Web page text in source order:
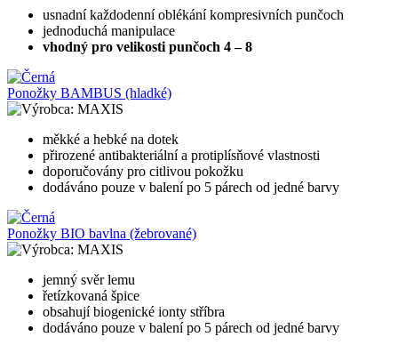
usnadní každodenní oblékání kompresivních punčoch
jednoduchá manipulace
vhodný pro velikosti punčoch 4 – 8
Ponožky BAMBUS (hladké)
MAXIS
měkké a hebké na dotek
přirozené antibakteriální a protiplísňové vlastnosti
doporučovány pro citlivou pokožku
dodáváno pouze v balení po 5 párech od jedné barvy
Ponožky BIO bavlna (žebrované)
MAXIS
jemný svěr lemu
řetízkovaná špice
obsahují biogenické ionty stříbra
dodáváno pouze v balení po 5 párech od jedné barvy